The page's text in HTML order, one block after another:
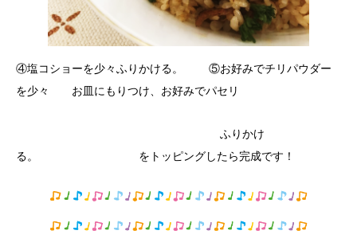
④塩コショーを少々ふりかける。 ⑤お好みでチリパウダー
を少々 お皿にもりつけ、お好みでパセリ
ふりかけ
る。 をトッピングしたら完成です！